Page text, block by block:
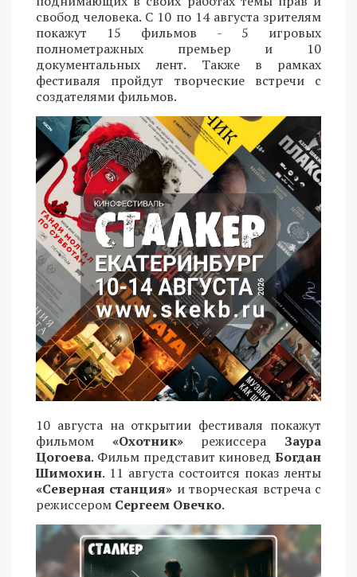
свобод человека. С 10 по 14 августа зрителям
покажут 15 фильмов - 5 игровых
полнометражных премьер и 10
документальных лент. Также в рамках
фестиваля пройдут творческие встречи с
создателями фильмов.
10 августа на открытии фестиваля покажут
фильмом «Охотник»режиссера Заура
Цогоева. Фильм представит киновед Богдан
Шимохин. 11 августа состоится показ ленты
«Северная станция» и творческая встреча с
режиссером Сергеем Овечко.